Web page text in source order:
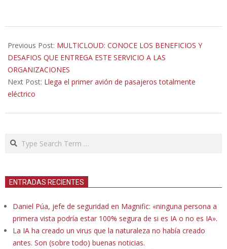
02-
03
Previous Post: MULTICLOUD: CONOCE LOS BENEFICIOS Y
DESAFIOS QUE ENTREGA ESTE SERVICIO A LAS
ORGANIZACIONES
Next Post: Llega el primer avión de pasajeros totalmente
eléctrico
Search
ENTRADAS RECIENTES
Daniel Púa, jefe de seguridad en Magnific: «ninguna persona a
primera vista podría estar 100% segura de si es IA o no es IA».
La IA ha creado un virus que la naturaleza no había creado
antes. Son (sobre todo) buenas noticias.